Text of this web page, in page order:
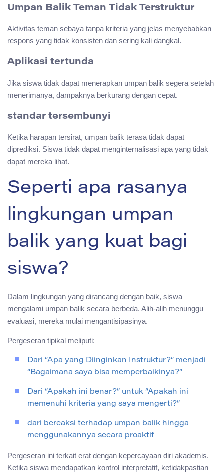
Umpan Balik Teman Tidak Terstruktur
Aktivitas teman sebaya tanpa kriteria yang jelas menyebabkan
respons yang tidak konsisten dan sering kali dangkal.
Aplikasi tertunda
Jika siswa tidak dapat menerapkan umpan balik segera setelah
menerimanya, dampaknya berkurang dengan cepat.
standar tersembunyi
Ketika harapan tersirat, umpan balik terasa tidak dapat
diprediksi. Siswa tidak dapat menginternalisasi apa yang tidak
dapat mereka lihat.
Seperti apa rasanya
lingkungan umpan
balik yang kuat bagi
siswa?
Dalam lingkungan yang dirancang dengan baik, siswa
mengalami umpan balik secara berbeda. Alih-alih menunggu
evaluasi, mereka mulai mengantisipasinya.
Pergeseran tipikal meliputi:
Dari “Apa yang Diinginkan Instruktur?” menjadi
“Bagaimana saya bisa memperbaikinya?”
Dari “Apakah ini benar?” untuk “Apakah ini
memenuhi kriteria yang saya mengerti?”
dari bereaksi terhadap umpan balik hingga
menggunakannya secara proaktif
Pergeseran ini terkait erat dengan kepercayaan diri akademis.
Ketika siswa mendapatkan kontrol interpretatif, ketidakpastian